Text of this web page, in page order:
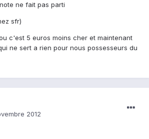
ne fait pas parti
sfr)
c'est 5 euros moins cher et maintenant
ne sert a rien pour nous possesseurs du
2012